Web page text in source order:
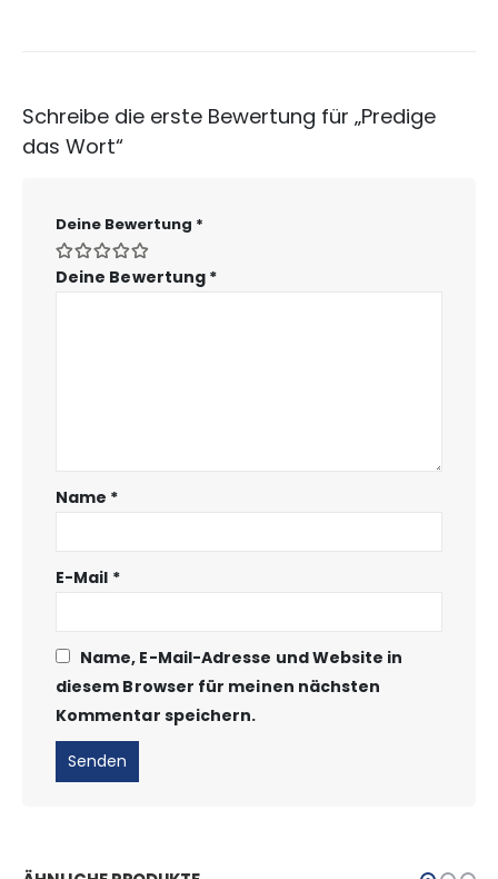
Schreibe die erste Bewertung für „Predige
das Wort“
Deine Bewertung *
Deine Bewertung *
Name *
E-Mail *
Name, E-Mail-Adresse und Website in
diesem Browser für meinen nächsten
Kommentar speichern.